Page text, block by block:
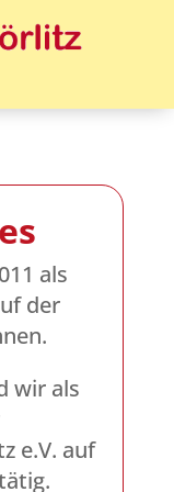
als
der
wir als
e.V. auf